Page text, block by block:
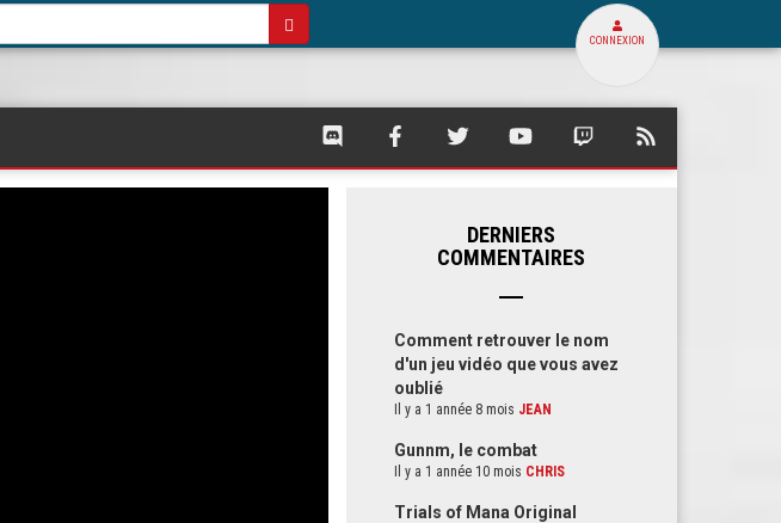
CONNEXION
SQUARE
SQUARE SQUARE SQUARE SQUARE
DERNIERS
COMMENTAIRES
Comment retrouver le nom
d'un jeu vidéo que vous avez
oublié
Il y a 1 année 8 mois JEAN
Gunnm, le combat
Il y a 1 année 10 mois CHRIS
Trials of Mana Original